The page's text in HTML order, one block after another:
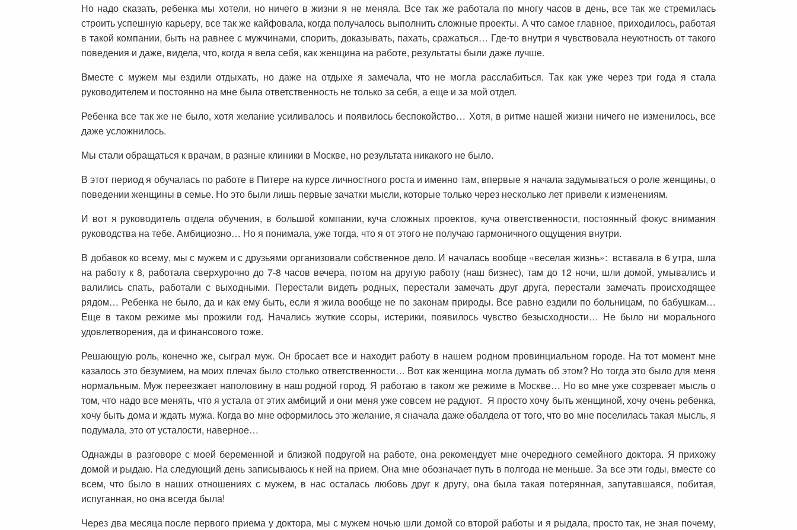
Но надо сказать, ребенка мы хотели, но ничего в жизни я не меняла. Все так же работала по многу часов в день, все так же стремилась
строить успешную карьеру, все так же кайфовала, когда получалось выполнить сложные проекты. А что самое главное, приходилось, работая
в такой компании, быть на равнее с мужчинами, спорить, доказывать, пахать, сражаться… Где-то внутри я чувствовала неуютность от такого
поведения и даже, видела, что, когда я вела себя, как женщина на работе, результаты были даже лучше.
Вместе с мужем мы ездили отдыхать, но даже на отдыхе я замечала, что не могла расслабиться. Так как уже через три года я стала
руководителем и постоянно на мне была ответственность не только за себя, а еще и за мой отдел.
Ребенка все так же не было, хотя желание усиливалось и появилось беспокойство… Хотя, в ритме нашей жизни ничего не изменилось, все
даже усложнилось.
Мы стали обращаться к врачам, в разные клиники в Москве, но результата никакого не было.
В этот период я обучалась по работе в Питере на курсе личностного роста и именно там, впервые я начала задумываться о роле женщины, о
поведении женщины в семье. Но это были лишь первые зачатки мысли, которые только через несколько лет привели к изменениям.
И вот я руководитель отдела обучения, в большой компании, куча сложных проектов, куча ответственности, постоянный фокус внимания
руководства на тебе. Амбициозно… Но я понимала, уже тогда, что я от этого не получаю гармоничного ощущения внутри.
В добавок ко всему, мы с мужем и с друзьями организовали собственное дело. И началась вообще «веселая жизнь»: вставала в 6 утра, шла
на работу к 8, работала сверхурочно до 7-8 часов вечера, потом на другую работу (наш бизнес), там до 12 ночи, шли домой, умывались и
валились спать, работали с выходными. Перестали видеть родных, перестали замечать друг друга, перестали замечать происходящее
рядом… Ребенка не было, да и как ему быть, если я жила вообще не по законам природы. Все равно ездили по больницам, по бабушкам…
Еще в таком режиме мы прожили год. Начались жуткие ссоры, истерики, появилось чувство безысходности… Не было ни морального
удовлетворения, да и финансового тоже.
Решающую роль, конечно же, сыграл муж. Он бросает все и находит работу в нашем родном провинциальном городе. На тот момент мне
казалось это безумием, на моих плечах было столько ответственности… Вот как женщина могла думать об этом? Но тогда это было для меня
нормальным. Муж переезжает наполовину в наш родной город. Я работаю в таком же режиме в Москве… Но во мне уже созревает мысль о
том, что надо все менять, что я устала от этих амбиций и они меня уже совсем не радуют. Я просто хочу быть женщиной, хочу очень ребенка,
хочу быть дома и ждать мужа. Когда во мне оформилось это желание, я сначала даже обалдела от того, что во мне поселилась такая мысль, я
подумала, это от усталости, наверное…
Однажды в разговоре с моей беременной и близкой подругой на работе, она рекомендует мне очередного семейного доктора. Я прихожу
домой и рыдаю. На следующий день записываюсь к ней на прием. Она мне обозначает путь в полгода не меньше. За все эти годы, вместе со
всем, что было в наших отношениях с мужем, в нас осталась любовь друг к другу, она была такая потерянная, запутавшаяся, побитая,
испуганная, но она всегда была!
Через два месяца после первого приема у доктора, мы с мужем ночью шли домой со второй работы и я рыдала, просто так, не зная почему,